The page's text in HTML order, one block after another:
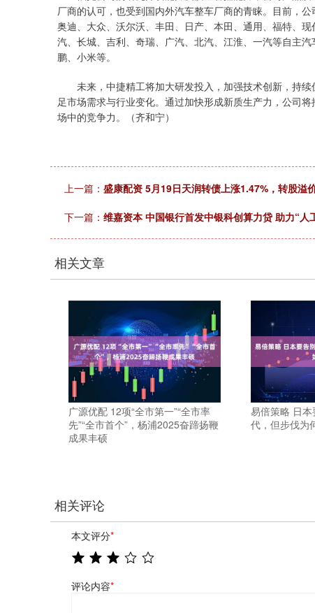
厂商的认可，也受到国内外汽车整车厂商的青睐。目前，
奥迪、大众、沃尔沃、丰田、日产、本田、通用、福特、
汽、长城、吉利、奇瑞、广汽、北汽、江淮、一汽等自主
鹏、小米等。
未来，中捷精工将加大研发投入，加强技术创新，持续
足市场需求与行业变化。通过加快形成新质生产力，公司
场中的竞争力。（齐和宁）
上一篇： 盛康配资 5月19日天润转债上涨1.47%，转股溢
下一篇： 维嘉资本 中国银行首发中银科创算力贷 助力“人
相关文章
广源优配 12项“全市第一”“全市率
先”“全市首个”，杨浦2025奋蹄扬鞭
成果丰硕
易倍策略 日本
代，但步伐为
相关评论
本文评分*
评论内容*